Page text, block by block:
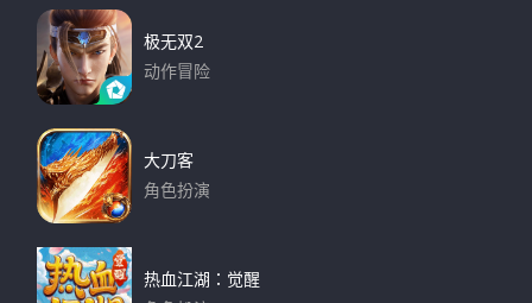
极无双2
动作冒险
大刀客
角色扮演
热血江湖：觉醒